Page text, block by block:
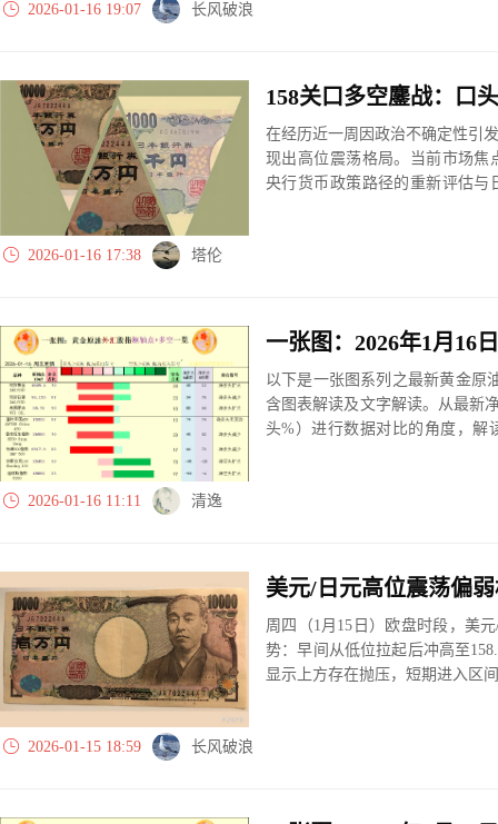
2026-01-16 19:07 长风破浪
在经历近一周因政治不确定性引
现出高位震荡格局。当前市场焦
央行货币政策路径的重新评估与
2026-01-16 17:38 塔伦
以下是一张图系列之最新黄金原
含图表解读及文字解读。从最新
头%）进行数据对比的角度，解
2026-01-16 11:11
清逸
美元/日元高位震荡偏
周四（1月15日）欧盘时段，美
势：早间从低位拉起后冲高至
显示上方存在抛压，短期进入区
2026-01-15 18:59 长风破浪